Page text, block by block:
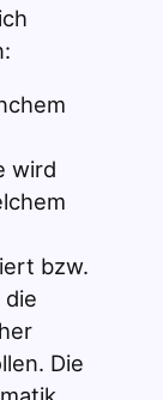
wird
bzw.
Die